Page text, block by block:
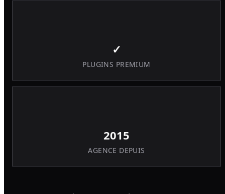
✓
PLUGINS PREMIUM
2015
AGENCE DEPUIS